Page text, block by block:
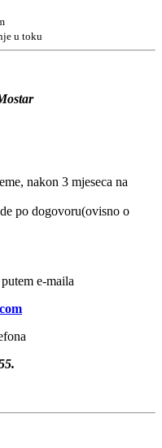
u toku
nakon 3 mjeseca na
po dogovoru(ovisno o
e-maila